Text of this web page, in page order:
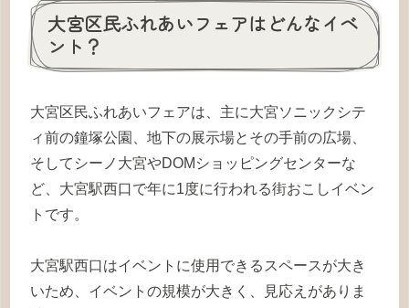
大宮区民ふれあいフェアはどんなイベ
ント？
大宮区民ふれあいフェアは、主に大宮ソニックシテ
ィ前の鐘塚公園、地下の展示場とその手前の広場、
そしてシーノ大宮やDOMショッピングセンターな
ど、大宮駅西口で年に1度に行われる街おこしイベン
トです。
大宮駅西口はイベントに使用できるスペースが大き
いため、イベントの規模が大きく、見応えがありま